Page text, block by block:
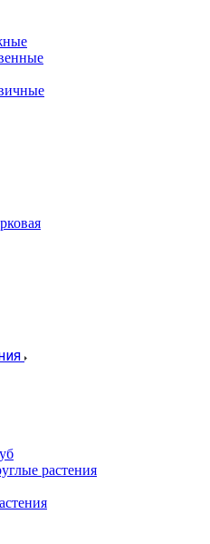
растения